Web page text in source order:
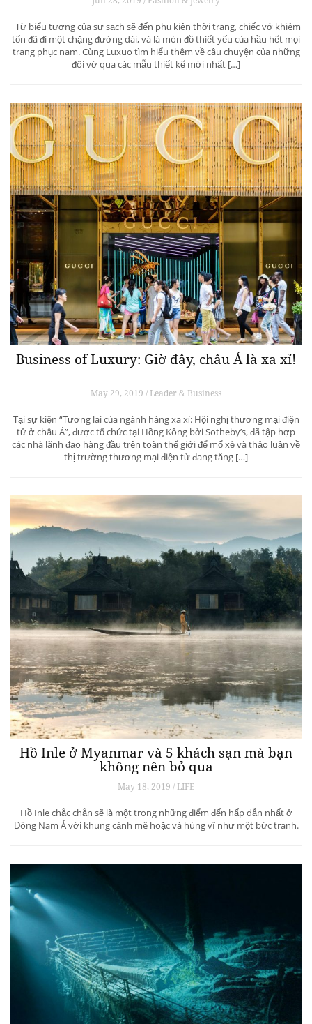
Từ biểu tượng của sự sạch sẽ đến phụ kiện thời trang, chiếc vớ khiêm
tốn đã đi một chặng đường dài, và là món đồ thiết yếu của hầu hết mọi
trang phục nam. Cùng Luxuo tìm hiểu thêm về câu chuyện của những
đôi vớ qua các mẫu thiết kế mới nhất […]
Business of Luxury: Giờ đây, châu Á là xa xỉ!
May 29, 2019 / Leader & Business
Tại sự kiện “Tương lai của ngành hàng xa xỉ: Hội nghị thương mại điện
tử ở châu Á”, được tổ chức tại Hồng Kông bởi Sotheby’s, đã tập hợp
các nhà lãnh đạo hàng đầu trên toàn thế giới để mổ xẻ và thảo luận về
thị trường thương mại điện tử đang tăng […]
Hồ Inle ở Myanmar và 5 khách sạn mà bạn
không nên bỏ qua
May 18, 2019 / LIFE
Hồ Inle chắc chắn sẽ là một trong những điểm đến hấp dẫn nhất ở
Đông Nam Á với khung cảnh mê hoặc và hùng vĩ như một bức tranh.